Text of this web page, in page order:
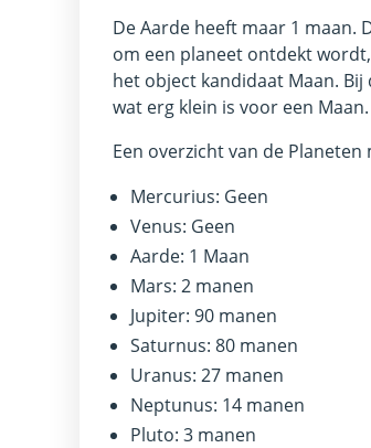
De Aarde heeft maar 1 maan.
om een planeet ontdekt
het object kandidaat Maan.
wat erg klein is voor een Maan.
Een overzicht van de
Mercurius: Geen
Venus: Geen
Aarde: 1 Maan
Mars: 2 manen
Jupiter: 90 manen
Saturnus: 80 manen
Uranus: 27 manen
Neptunus: 14 manen
Pluto: 3 manen